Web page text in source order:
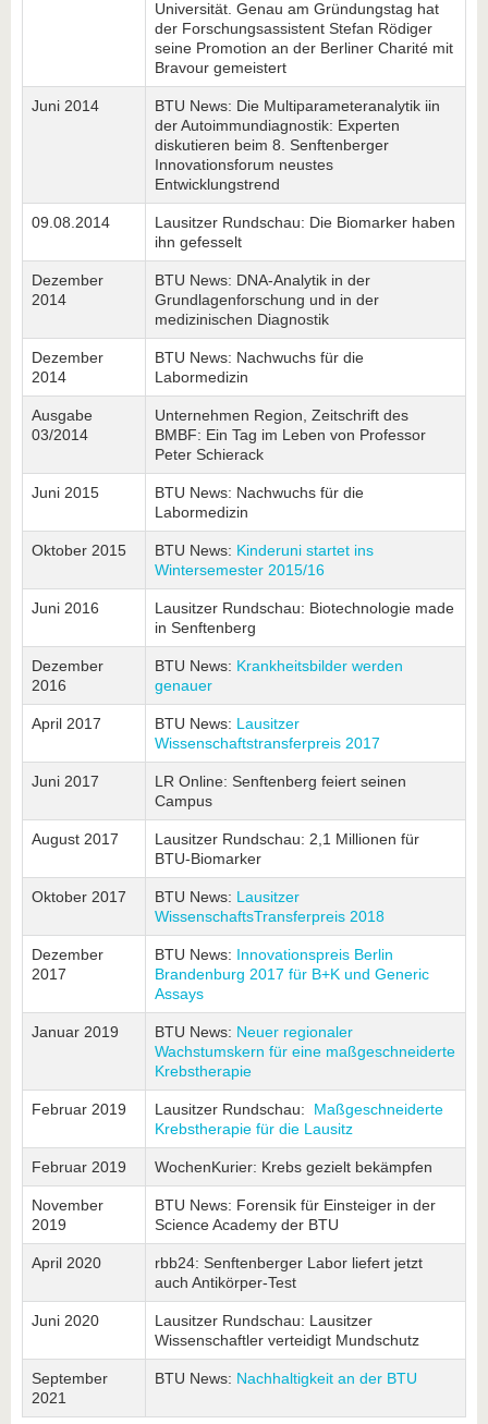
Universität. Genau am Gründungstag hat
der Forschungsassistent Stefan Rödiger
seine Promotion an der Berliner Charité mit
Bravour gemeistert
Juni 2014
BTU News: Die Multiparameteranalytik iin
der Autoimmundiagnostik: Experten
diskutieren beim 8. Senftenberger
Innovationsforum neustes
Entwicklungstrend
09.08.2014
Lausitzer Rundschau: Die Biomarker haben
ihn gefesselt
Dezember
2014
BTU News: DNA-Analytik in der
Grundlagenforschung und in der
medizinischen Diagnostik
Dezember
2014
BTU News: Nachwuchs für die
Labormedizin
Ausgabe
03/2014
Unternehmen Region, Zeitschrift des
BMBF: Ein Tag im Leben von Professor
Peter Schierack
Juni 2015
BTU News: Nachwuchs für die
Labormedizin
Oktober 2015 BTU News: Kinderuni startet ins
Wintersemester 2015/16
Juni 2016
Lausitzer Rundschau: Biotechnologie made
in Senftenberg
Dezember
2016
BTU News: Krankheitsbilder werden
genauer
April 2017 BTU News: Lausitzer
Wissenschaftstransferpreis 2017
Juni 2017
LR Online: Senftenberg feiert seinen
Campus
August 2017
Lausitzer Rundschau: 2,1 Millionen für
BTU-Biomarker
Oktober 2017 BTU News: Lausitzer
WissenschaftsTransferpreis 2018
Dezember
2017
BTU News: Innovationspreis Berlin
Brandenburg 2017 für B+K und Generic
Assays
Januar 2019 BTU News: Neuer regionaler
Wachstumskern für eine maßgeschneiderte
Krebstherapie
Februar 2019 Lausitzer Rundschau: Maßgeschneiderte
Krebstherapie für die Lausitz
Februar 2019 WochenKurier: Krebs gezielt bekämpfen
November
2019
BTU News: Forensik für Einsteiger in der
Science Academy der BTU
April 2020
rbb24: Senftenberger Labor liefert jetzt
auch Antikörper-Test
Juni 2020
Lausitzer Rundschau: Lausitzer
Wissenschaftler verteidigt Mundschutz
September
2021
BTU News: Nachhaltigkeit an der BTU